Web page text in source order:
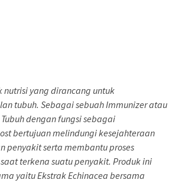
yang dirancang untuk
tubuh. Sebagai sebuah Immunizer atau
dengan fungsi sebagai
bertujuan melindungi kesejahteraan
penyakit serta membantu proses
terkena suatu penyakit. Produk ini
yaitu Ekstrak Echinacea bersama